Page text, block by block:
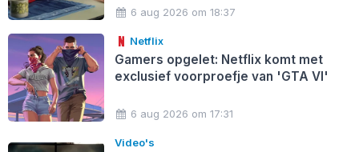
6 aug 2026 om 18:37
Netflix
Gamers opgelet: Netflix komt met
exclusief voorproefje van 'GTA VI'
6 aug 2026 om 17:31
Video's